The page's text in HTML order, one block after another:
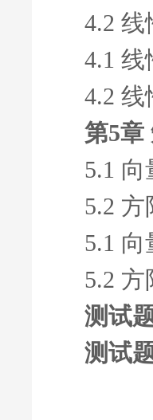
4.2
4.1 线
4.2 线
第5章
5.1
5.2
5.1
5.2
测试
测试